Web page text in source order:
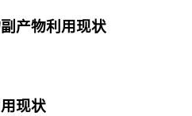
产物利用现状
现状